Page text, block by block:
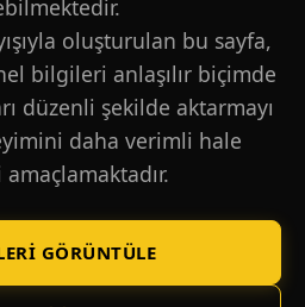
oluşturulan bu sayfa,
bilgileri anlaşılır biçimde
düzenli şekilde aktarmayı
daha verimli hale
GÖRÜNTÜLE